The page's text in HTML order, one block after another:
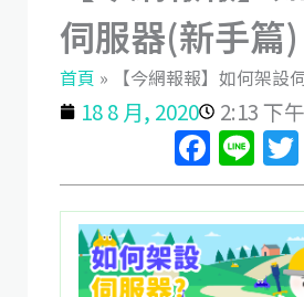
伺服器(新手篇)
首頁 » 【今網報報】如何架設
18 8 月, 2020 2:13 下午